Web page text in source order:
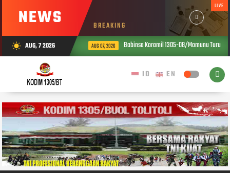
NEWS BREAKING
LIVE
wb_sunny AUG, 7 2026 AUG 07, 2026 Babinsa Koramil 1305-08/Momunu Turun